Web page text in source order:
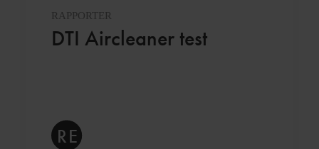
RAPPORTER
DTI Aircleaner test
RE